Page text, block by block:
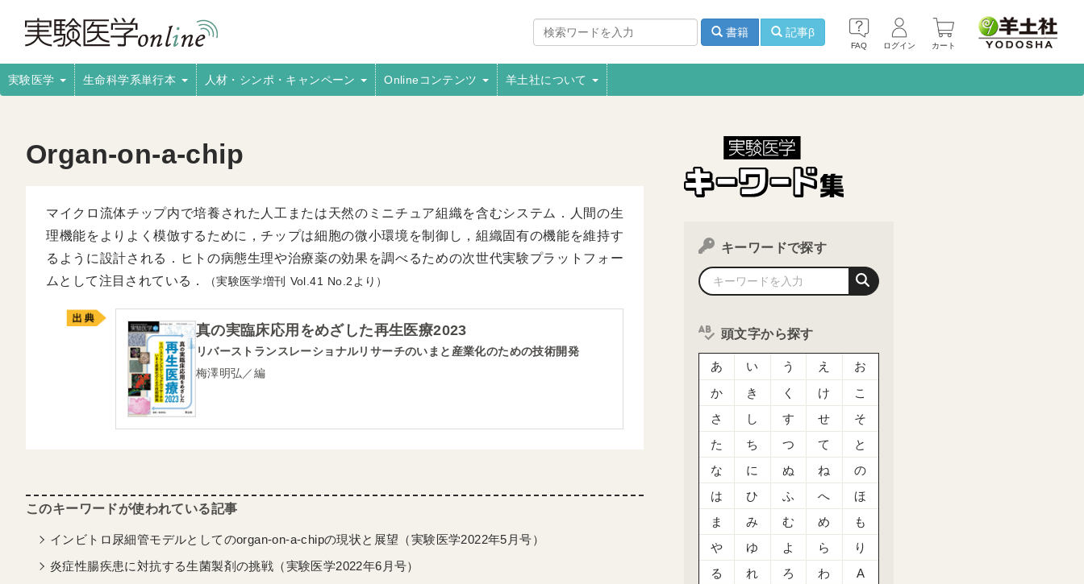
FAQ ログイン カート
書籍 記事β
実験医学 生命科学系単行本 人材・シンポ・キャンペーン Onlineコンテンツ 羊土社について
Organ-on-a-chip
マイクロ流体チップ内で培養された人工または天然のミニチュア組織を含むシステム．人間の生
理機能をよりよく模倣するために，チップは細胞の微小環境を制御し，組織固有の機能を維持す
るように設計される．ヒトの病態生理や治療薬の効果を調べるための次世代実験プラットフォー
ムとして注目されている．
（実験医学増刊 41 2より）
真の実臨床応用をめざした再生医療2023
リバーストランスレーショナルリサーチのいまと産業化のための技術開発
梅澤明弘／編
インビトロ尿細管モデルとしてのorgan-on-a-chipの現状と展望（実験医学2022年5月号）
炎症性腸疾患に対抗する生菌製剤の挑戦（実験医学2022年6月号）
キーワードで探す
頭文字から探す
あ い う え
お
か
き く け
こ
さ
し す せ
そ
た
ち つ て
と
な
に ぬ ね
の
は
ひ ふ へ
ほ
ま
み む め
も
や
ゆ よ ら
り
る
れ ろ わ
A